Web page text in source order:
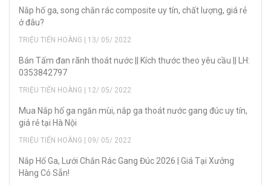
Nắp hố ga, song chắn rác composite uy tín, chất lượng, giá rẻ
ở đâu?
TRIỆU TIẾN HOÀNG | 13/ 05/ 2022
Bán Tấm đan rãnh thoát nước || Kích thước theo yêu cầu || LH:
0353842797
TRIỆU TIẾN HOÀNG | 12/ 05/ 2022
Mua Nắp hố ga ngăn mùi, nắp ga thoát nước gang đúc uy tín,
giá rẻ tại Hà Nội
TRIỆU TIẾN HOÀNG | 09/ 05/ 2022
Nắp Hố Ga, Lưới Chắn Rác Gang Đúc 2026 | Giá Tại Xưởng
Hàng Có Sẵn!